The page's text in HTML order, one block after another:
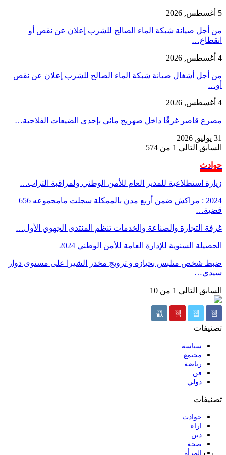
5 أغسطس, 2026
من أجل صيانة شبكة الماء الصالح للشرب إعلان عن نقص أو
انقطاع…
4 أغسطس, 2026
من أجل أشغال صيانة شبكة الماء الصالح للشرب إعلان عن نقص
أو…
4 أغسطس, 2026
مصرع قاصر غرقًا داخل صهريج مائي بإحدى الضيعات الفلاحية…
31 يوليو, 2026
السابق التالي 1 من 574
حوادث
زيارة استطلاعية للمدير العام للأمن الوطني ولمراقبة التراب…
2024 : مراكش ضمن أربع مدن بالممكلة سجلت مامجموعه 656
قضية…
غرفة التجارة والصناعة والخدمات تنظم المنتدى الجهوي الأول…
الحصيلة السنوية للإدارة العامة للأمن الوطني 2024
ضبط شخص متلبس بحيازة و ترويج مخدر الشيرا على مستوى دوار
سيدي…
السابق التالي 1 من 10
تصنيفات
سياسة
مجتمع
رياضة
فن
دولي
تصنيفات
حوادث
اراء
دين
صحة
المرأة